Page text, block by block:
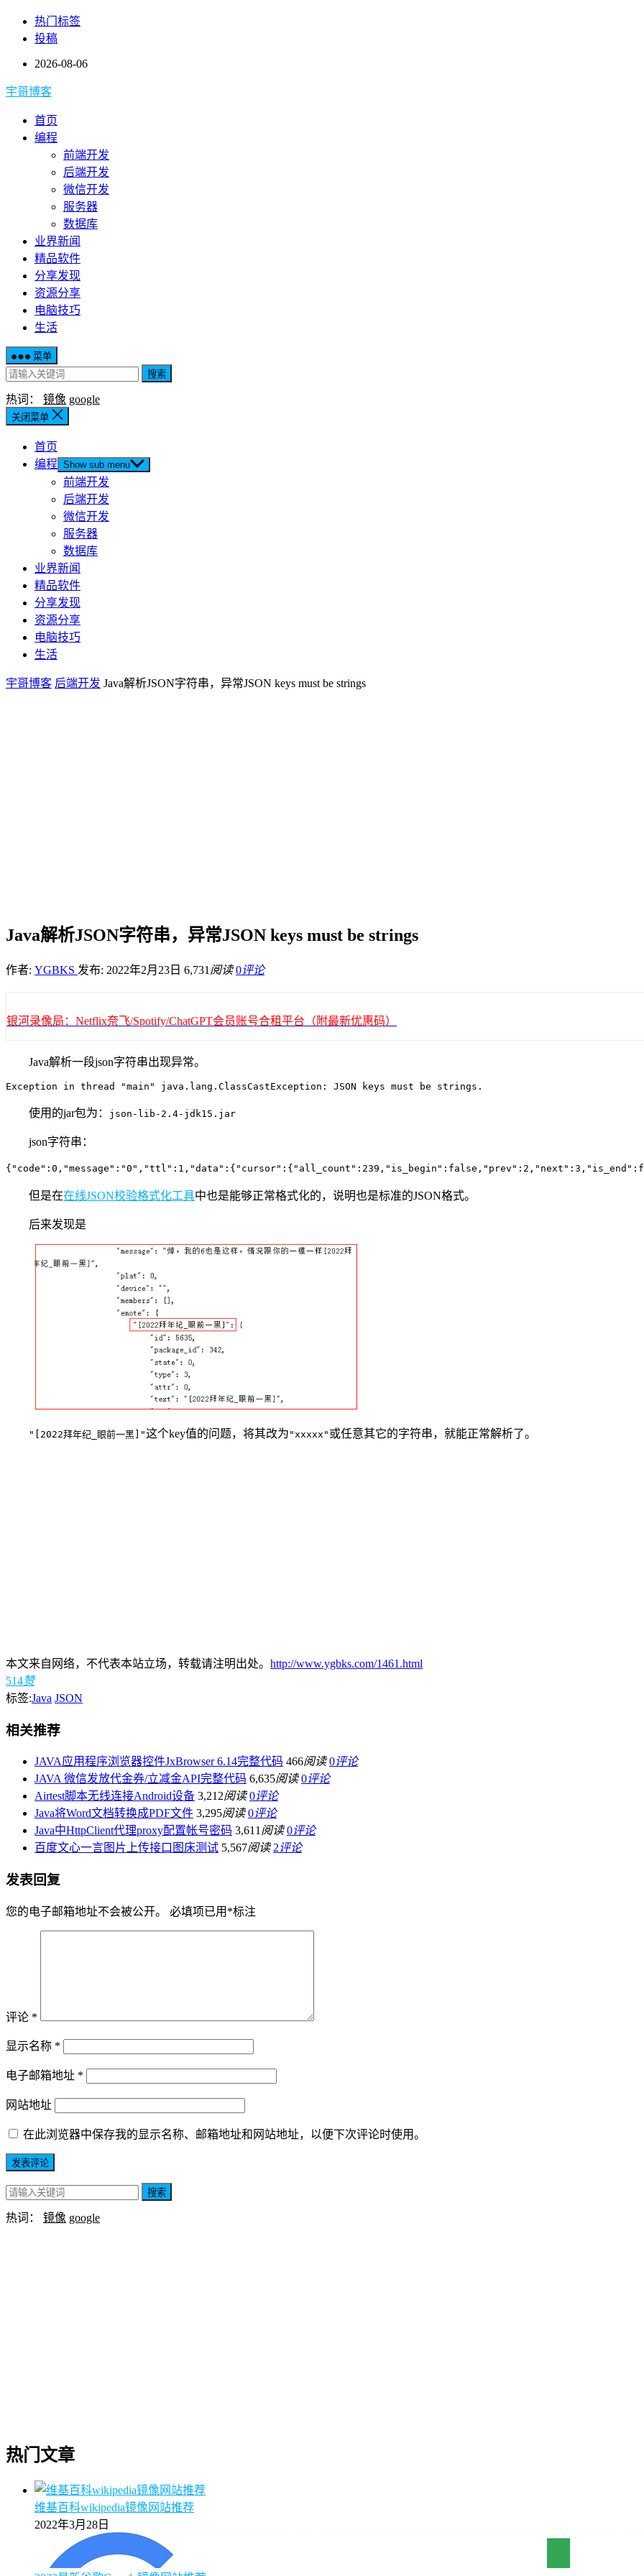
热门标签
投稿
2026-08-06
宇哥博客
首页
编程
前端开发
后端开发
微信开发
服务器
数据库
业界新闻
精品软件
分享发现
资源分享
电脑技巧
生活
菜单
搜索
热词： 镜像 google
关闭菜单
首页
编程 Show sub menu
前端开发
后端开发
微信开发
服务器
数据库
业界新闻
精品软件
分享发现
资源分享
电脑技巧
生活
宇哥博客 后端开发 Java解析JSON字符串，异常JSON keys must be strings
Java解析JSON字符串，异常JSON keys must be strings
作者: YGBKS 发布: 2022年2月23日 6,731 阅读 0评论
银河录像局：Netflix奈飞/Spotify/ChatGPT会员账号合租平台（附最新优惠码）
Java解析一段json字符串出现异常。
Exception in thread "main" java.lang.ClassCastException: JSON keys must be strings.
使用的jar包为： json-lib-2.4-jdk15.jar
json字符串：
但是在在线JSON校验格式化工具中也是能够正常格式化的，说明也是标准的JSON格式。
后来发现是
"[2022拜年纪_眼前一黑]"这个key值的问题，将其改为 "xxxxx" 或任意其它的字符串，就能正常解析了。
本文来自网络，不代表本站立场，转载请注明出处。 http://www.ygbks.com/1461.html
514赞
标签:Java JSON
相关推荐
JAVA应用程序浏览器控件JxBrowser 6.14完整代码 466阅读 0评论
JAVA 微信发放代金券/立减金API完整代码 6,635阅读 0评论
Airtest脚本无线连接Android设备 3,212阅读 0评论
Java将Word文档转换成PDF文件 3,295阅读 0评论
Java中HttpClient代理proxy配置帐号密码 3,611 阅读 0评论
百度文心一言图片上传接口图床测试 5,567阅读 2评论
发表回复
您的电子邮箱地址不会被公开。 必填项已用 *标注
评论 *
显示名称 *
电子邮箱地址 *
网站地址
在此浏览器中保存我的显示名称、邮箱地址和网站地址，以便下次评论时使用。
搜索
热词： 镜像 google
热门文章
维基百科wikipedia镜像网站推荐
2022年3月28日